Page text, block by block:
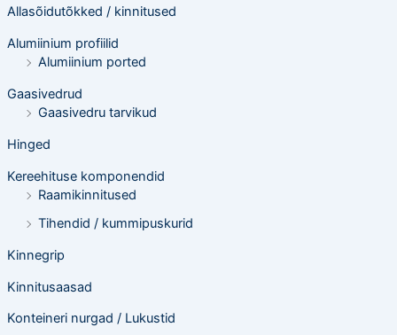
o
t
s
i
n
g
Allasõidutõkked / kinnitused
Alumiinium profiilid
Alumiinium ported
Gaasivedrud
Gaasivedru tarvikud
Hinged
Kereehituse komponendid
Raamikinnitused
Tihendid / kummipuskurid
Kinnegrip
Kinnitusaasad
Konteineri nurgad / Lukustid